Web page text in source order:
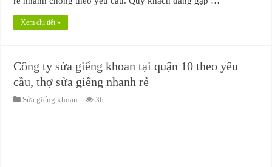
Xem chi tiết »
Công ty sửa giếng khoan tại quận 10 theo yêu
cầu, thợ sửa giếng nhanh rẻ
Sửa giếng khoan 36